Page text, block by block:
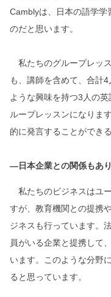
Camblyは、日本の語学学
のだと思います。
私たちのグループレッ
も、講師を含めて、合計
ような興味を持つ3人の
ループレッスンになりま
的に発言することができ
―日本企業との関係もあ
私たちのビジネスはユ
すが、教育機関との提携
ジネスも行っています。
員がいる企業と提携して
います。このような分野
ると思っています。